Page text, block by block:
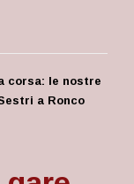
corsa: le nostre
a Ronco